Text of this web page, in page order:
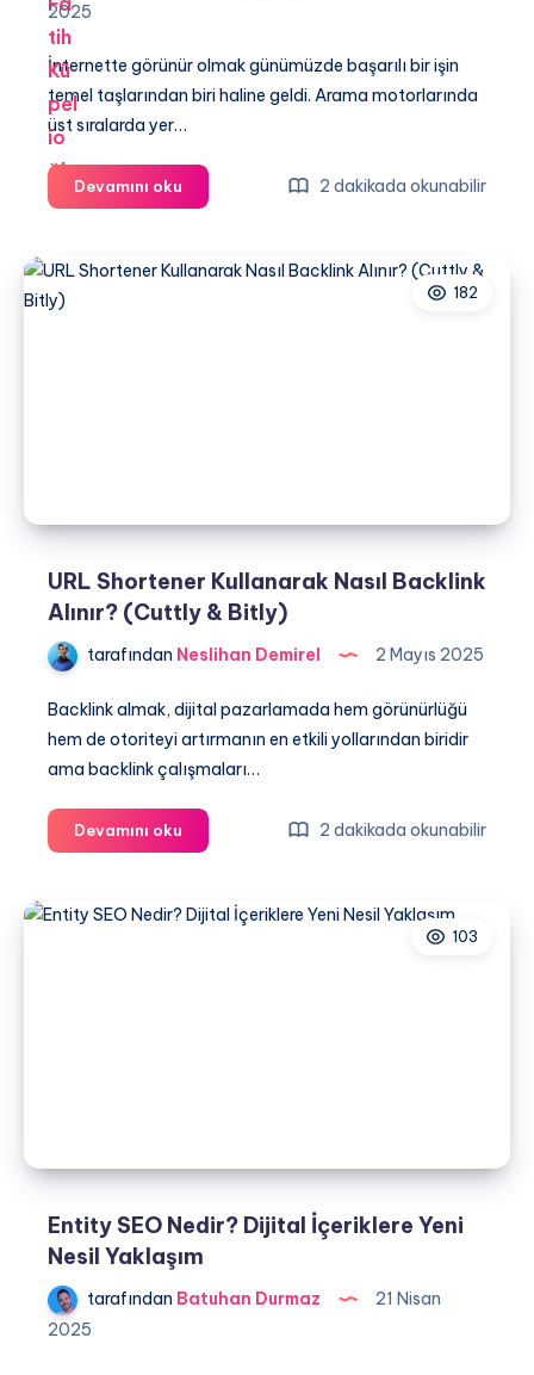
2025
İnternette görünür olmak günümüzde başarılı bir işin
temel taşlarından biri haline geldi. Arama motorlarında
üst sıralarda yer…
Devamını oku
Danışmanlığı
Hangi
2 dakikada okunabilir
182
URL Shortener Kullanarak Nasıl Backlink
Alınır? (Cuttly & Bitly)
tarafından Neslihan Demirel 2 Mayıs 2025
Backlink almak, dijital pazarlamada hem görünürlüğü
hem de otoriteyi artırmanın en etkili yollarından biridir
ama backlink çalışmaları…
Devamını oku
Shortener
Nasıl
2 dakikada okunabilir
103
Entity SEO Nedir? Dijital İçeriklere Yeni
Nesil Yaklaşım
tarafından Batuhan Durmaz
21 Nisan
2025